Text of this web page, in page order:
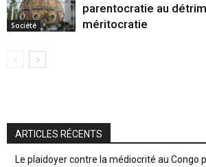
Société
parentocratie au
méritocratie
ARTICLES RÉCENTS
Le plaidoyer contre la médiocrité au Congo